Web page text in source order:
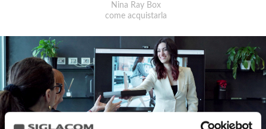
Nina Ray Box
come acquistarla